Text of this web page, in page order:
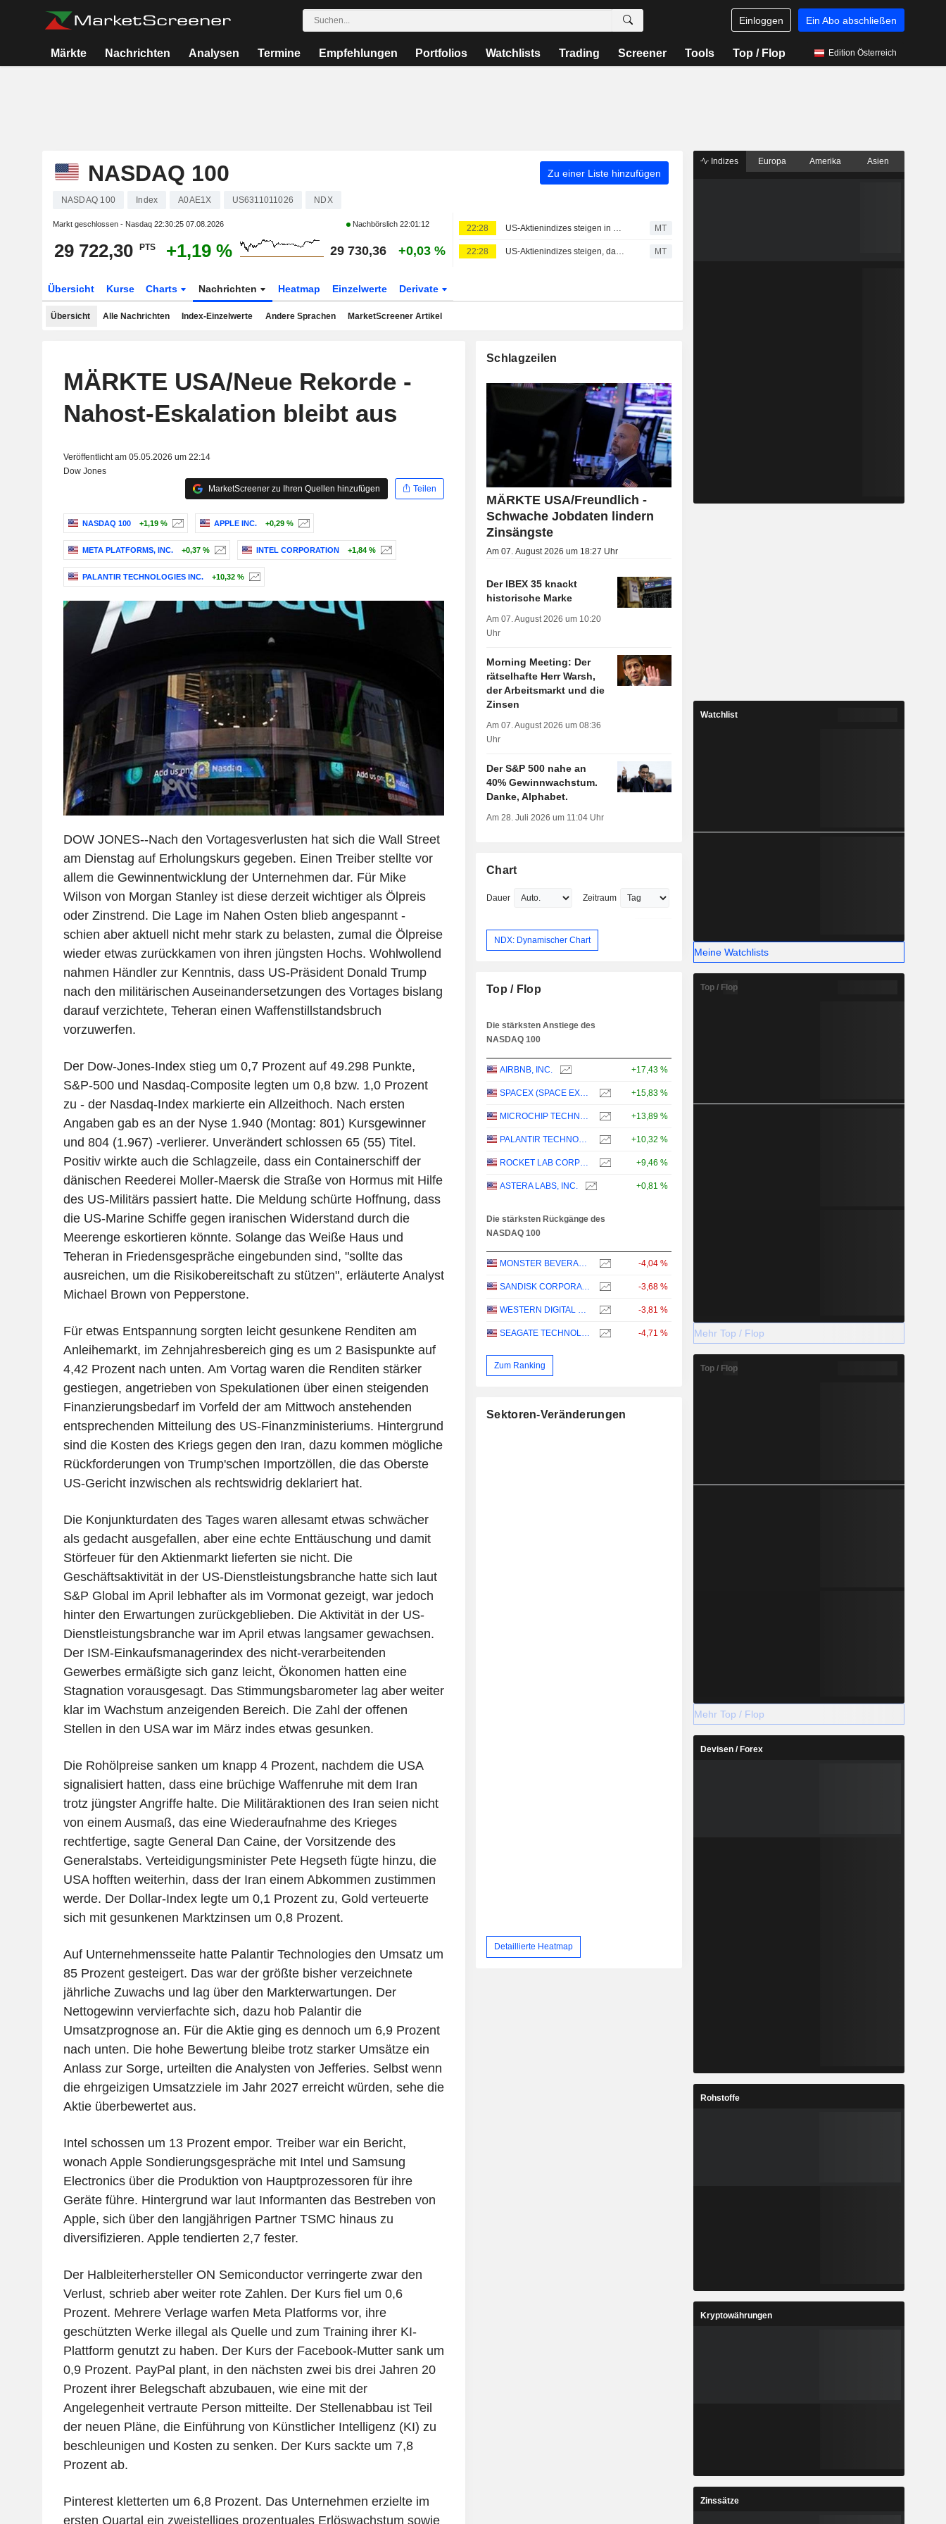
Einloggen Ein Abo abschließen
Märkte Nachrichten Analysen Termine Empfehlungen Portfolios Watchlists Trading Screener Tools Top / Flop Edition Österreich
NASDAQ 100 Zu einer Liste hinzufügen
NASDAQ 100 Index A0AE1X US6311011026 NDX
Markt geschlossen - Nasdaq 22:30:25 07.08.2026 Nachbörslich 22:01:12
29 722,30 PTS +1,19 % 29 730,36 +0,03 %
22:28 US-Aktienindizes steigen in dieser Woche, Tech-Schwergewichte legen zu, Deal zur Wiederöffnung der Straße von Hormuz in Arbeit MT
22:28 US-Aktienindizes steigen, da Wetten auf eine Fed-Pause nach unerwartetem Rückgang der Beschäftigung außerhalb der Landwirtschaft zunehmen MT
Übersicht Kurse Charts Nachrichten Heatmap Einzelwerte Derivate
Übersicht Alle Nachrichten Index-Einzelwerte Andere Sprachen MarketScreener Artikel
MÄRKTE USA/Neue Rekorde -
Nahost-Eskalation bleibt aus
Veröffentlicht am 05.05.2026 um 22:14
Dow Jones
MarketScreener zu Ihren Quellen hinzufügen
Teilen
NASDAQ 100 +1,19 % APPLE INC. +0,29 %
META PLATFORMS, INC. +0,37 % INTEL CORPORATION +1,84 %
PALANTIR TECHNOLOGIES INC. +10,32 %
DOW JONES--Nach den Vortagesverlusten hat sich die Wall Street
am Dienstag auf Erholungskurs gegeben. Einen Treiber stellte vor
allem die Gewinnentwicklung der Unternehmen dar. Für Mike
Wilson von Morgan Stanley ist diese derzeit wichtiger als Ölpreis
oder Zinstrend. Die Lage im Nahen Osten blieb angespannt -
schien aber aktuell nicht mehr stark zu belasten, zumal die Ölpreise
wieder etwas zurückkamen von ihren jüngsten Hochs. Wohlwollend
nahmen Händler zur Kenntnis, dass US-Präsident Donald Trump
nach den militärischen Auseinandersetzungen des Vortages bislang
darauf verzichtete, Teheran einen Waffenstillstandsbruch
vorzuwerfen.
Der Dow-Jones-Index stieg um 0,7 Prozent auf 49.298 Punkte,
S&P-500 und Nasdaq-Composite legten um 0,8 bzw. 1,0 Prozent
zu - der Nasdaq-Index markierte ein Allzeithoch. Nach ersten
Angaben gab es an der Nyse 1.940 (Montag: 801) Kursgewinner
und 804 (1.967) -verlierer. Unverändert schlossen 65 (55) Titel.
Positiv wirkte auch die Schlagzeile, dass ein Containerschiff der
dänischen Reederei Moller-Maersk die Straße von Hormus mit Hilfe
des US-Militärs passiert hatte. Die Meldung schürte Hoffnung, dass
die US-Marine Schiffe gegen iranischen Widerstand durch die
Meerenge eskortieren könnte. Solange das Weiße Haus und
Teheran in Friedensgespräche eingebunden sind, "sollte das
ausreichen, um die Risikobereitschaft zu stützen", erläuterte Analyst
Michael Brown von Pepperstone.
Für etwas Entspannung sorgten leicht gesunkene Renditen am
Anleihemarkt, im Zehnjahresbereich ging es um 2 Basispunkte auf
4,42 Prozent nach unten. Am Vortag waren die Renditen stärker
gestiegen, angetrieben von Spekulationen über einen steigenden
Finanzierungsbedarf im Vorfeld der am Mittwoch anstehenden
entsprechenden Mitteilung des US-Finanzministeriums. Hintergrund
sind die Kosten des Kriegs gegen den Iran, dazu kommen mögliche
Rückforderungen von Trump'schen Importzöllen, die das Oberste
US-Gericht inzwischen als rechtswidrig deklariert hat.
Die Konjunkturdaten des Tages waren allesamt etwas schwächer
als gedacht ausgefallen, aber eine echte Enttäuschung und damit
Störfeuer für den Aktienmarkt lieferten sie nicht. Die
Geschäftsaktivität in der US-Dienstleistungsbranche hatte sich laut
S&P Global im April lebhafter als im Vormonat gezeigt, war jedoch
hinter den Erwartungen zurückgeblieben. Die Aktivität in der US-
Dienstleistungsbranche war im April etwas langsamer gewachsen.
Der ISM-Einkaufsmanagerindex des nicht-verarbeitenden
Gewerbes ermäßigte sich ganz leicht, Ökonomen hatten eine
Stagnation vorausgesagt. Das Stimmungsbarometer lag aber weiter
klar im Wachstum anzeigenden Bereich. Die Zahl der offenen
Stellen in den USA war im März indes etwas gesunken.
Die Rohölpreise sanken um knapp 4 Prozent, nachdem die USA
signalisiert hatten, dass eine brüchige Waffenruhe mit dem Iran
trotz jüngster Angriffe halte. Die Militäraktionen des Iran seien nicht
von einem Ausmaß, das eine Wiederaufnahme des Krieges
rechtfertige, sagte General Dan Caine, der Vorsitzende des
Generalstabs. Verteidigungsminister Pete Hegseth fügte hinzu, die
USA hofften weiterhin, dass der Iran einem Abkommen zustimmen
werde. Der Dollar-Index legte um 0,1 Prozent zu, Gold verteuerte
sich mit gesunkenen Marktzinsen um 0,8 Prozent.
Auf Unternehmensseite hatte Palantir Technologies den Umsatz um
85 Prozent gesteigert. Das war der größte bisher verzeichnete
jährliche Zuwachs und lag über den Markterwartungen. Der
Nettogewinn vervierfachte sich, dazu hob Palantir die
Umsatzprognose an. Für die Aktie ging es dennoch um 6,9 Prozent
nach unten. Die hohe Bewertung bleibe trotz starker Umsätze ein
Anlass zur Sorge, urteilten die Analysten von Jefferies. Selbst wenn
die ehrgeizigen Umsatzziele im Jahr 2027 erreicht würden, sehe die
Aktie überbewertet aus.
Intel schossen um 13 Prozent empor. Treiber war ein Bericht,
wonach Apple Sondierungsgespräche mit Intel und Samsung
Electronics über die Produktion von Hauptprozessoren für ihre
Geräte führe. Hintergrund war laut Informanten das Bestreben von
Apple, sich über den langjährigen Partner TSMC hinaus zu
diversifizieren. Apple tendierten 2,7 fester.
Der Halbleiterhersteller ON Semiconductor verringerte zwar den
Verlust, schrieb aber weiter rote Zahlen. Der Kurs fiel um 0,6
Prozent. Mehrere Verlage warfen Meta Platforms vor, ihre
geschützten Werke illegal als Quelle und zum Training ihrer KI-
Plattform genutzt zu haben. Der Kurs der Facebook-Mutter sank um
0,9 Prozent. PayPal plant, in den nächsten zwei bis drei Jahren 20
Prozent ihrer Belegschaft abzubauen, wie eine mit der
Angelegenheit vertraute Person mitteilte. Der Stellenabbau ist Teil
der neuen Pläne, die Einführung von Künstlicher Intelligenz (KI) zu
beschleunigen und Kosten zu senken. Der Kurs sackte um 7,8
Prozent ab.
Pinterest kletterten um 6,8 Prozent. Das Unternehmen erzielte im
ersten Quartal ein zweistelliges prozentuales Erlöswachstum sowie
Schlagzeilen
MÄRKTE USA/Freundlich -
Schwache Jobdaten lindern
Zinsängste
Am 07. August 2026 um 18:27 Uhr
Der IBEX 35 knackt
historische Marke
Am 07. August 2026 um 10:20
Uhr
Morning Meeting: Der
rätselhafte Herr Warsh,
der Arbeitsmarkt und die
Zinsen
Am 07. August 2026 um 08:36
Uhr
Der S&P 500 nahe an
40% Gewinnwachstum.
Danke, Alphabet.
Am 28. Juli 2026 um 11:04 Uhr
Chart
Dauer Zeitraum
NDX: Dynamischer Chart
Top / Flop
Die stärksten Anstiege des
NASDAQ 100
AIRBNB, INC. +17,43 %
SPACEX (SPACE EXPLORATION TECHNOLOGIES) +15,83 %
MICROCHIP TECHNOLOGY INCORPORATED +13,89 %
PALANTIR TECHNOLOGIES INC. +10,32 %
ROCKET LAB CORPORATION +9,46 %
ASTERA LABS, INC. +0,81 %
Die stärksten Rückgänge des
NASDAQ 100
MONSTER BEVERAGE CORPORATION -4,04 %
SANDISK CORPORATION -3,68 %
WESTERN DIGITAL CORPORATION -3,81 %
SEAGATE TECHNOLOGY HOLDINGS PLC -4,71 %
Zum Ranking
Sektoren-Veränderungen
Detaillierte Heatmap
Indizes Europa Amerika Asien
Watchlist
Meine Watchlists
Top / Flop
Mehr Top / Flop
Top / Flop
Mehr Top / Flop
Devisen / Forex
Rohstoffe
Kryptowährungen
Zinssätze